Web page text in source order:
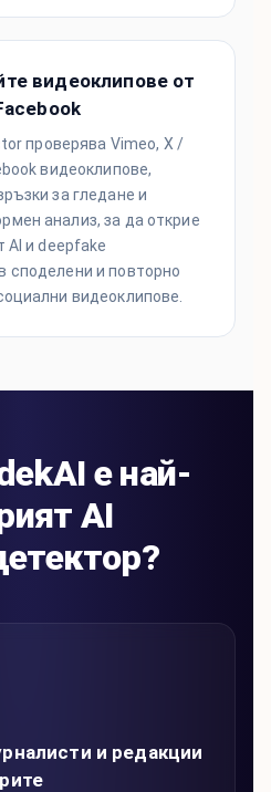
видеоклипове от
проверява Vimeo, X /
видеоклипове,
за гледане и
анализ, за ​​да открие
AI и deepfake
споделени и повторно
видеоклипове.
е най-
AI
и редакции